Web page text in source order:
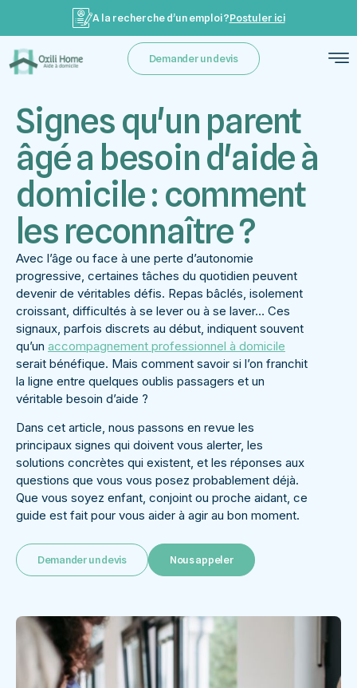
A la recherche d’un emploi ?Postuler ici
Demander un devis
Signes qu'un parent
âgé a besoin d'aide à
domicile : comment
les reconnaître ?
Avec l’âge ou face à une perte d’autonomie
progressive, certaines tâches du quotidien peuvent
devenir de véritables défis. Repas bâclés, isolement
croissant, difficultés à se lever ou à se laver… Ces
signaux, parfois discrets au début, indiquent souvent
qu’un accompagnement professionnel à domicile
serait bénéfique. Mais comment savoir si l’on franchit
la ligne entre quelques oublis passagers et un
véritable besoin d’aide ?
Dans cet article, nous passons en revue les
principaux signes qui doivent vous alerter, les
solutions concrètes qui existent, et les réponses aux
questions que vous vous posez probablement déjà.
Que vous soyez enfant, conjoint ou proche aidant, ce
guide est fait pour vous aider à agir au bon moment.
Demander un devis Nous appeler